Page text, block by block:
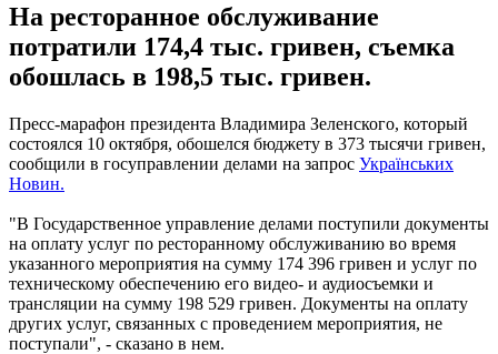
На ресторанное обслуживание
потратили 174,4 тыс. гривен, съемка
обошлась в 198,5 тыс. гривен.
Пресс-марафон президента Владимира Зеленского, который
состоялся 10 октября, обошелся бюджету в 373 тысячи гривен,
сообщили в госуправлении делами на запрос Українських
Новин.
"В Государственное управление делами поступили документы
на оплату услуг по ресторанному обслуживанию во время
указанного мероприятия на сумму 174 396 гривен и услуг по
техническому обеспечению его видео- и аудиосъемки и
трансляции на сумму 198 529 гривен. Документы на оплату
других услуг, связанных с проведением мероприятия, не
поступали", - сказано в нем.